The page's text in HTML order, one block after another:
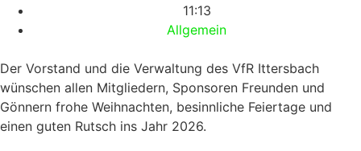
11:13
Allgemein
Der Vorstand und die Verwaltung des VfR Ittersbach
wünschen allen Mitgliedern, Sponsoren Freunden und
Gönnern frohe Weihnachten, besinnliche Feiertage und
einen guten Rutsch ins Jahr 2026.